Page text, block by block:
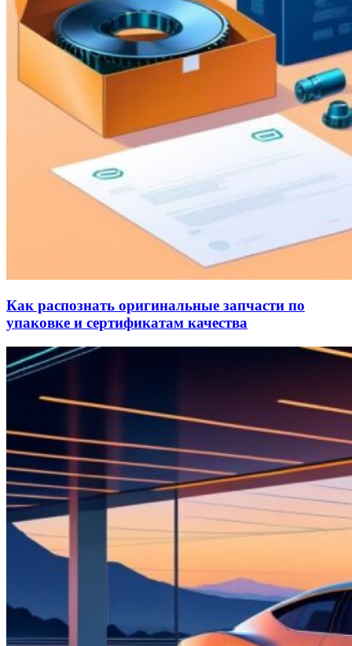
Как распознать оригинальные запчасти по
упаковке и сертификатам качества